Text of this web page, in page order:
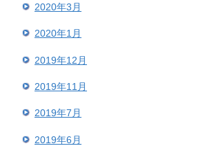
2020年3月
2020年1月
2019年12月
2019年11月
2019年7月
2019年6月